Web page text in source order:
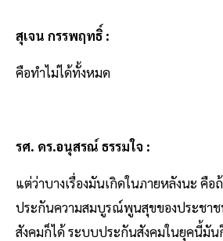
สุเจน กรรพฤทธิ์ :
คือทำไม่ได้ทั้งหมด
รศ. ดร.อนุสรณ์ ธรรมใจ :
แต่ว่าบางเรื่องมันเกิดในภายหลังนะ คือ
ประกันความสมบูรณ์พูนสุขของประชา
สังคมก็ได้ ระบบประกันสังคมในยุคนี้มั